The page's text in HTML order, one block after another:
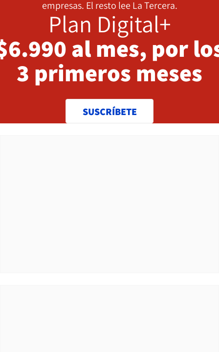
empresas. El resto lee La Tercera.
Plan Digital+
al mes, por
3 primeros meses
SUSCRÍBETE